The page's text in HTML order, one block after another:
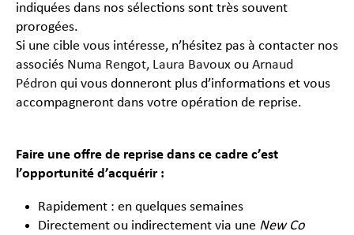
indiquées dans nos sélections sont très souvent
prorogées.
Si une cible vous intéresse, n’hésitez pas à contacter nos
associés Numa Rengot, Laura Bavoux ou Arnaud
Pédron qui vous donneront plus d’informations et vous
accompagneront dans votre opération de reprise.
Faire une offre de reprise dans ce cadre c’est
l’opportunité d’acquérir :
Rapidement : en quelques semaines
Directement ou indirectement via une New Co